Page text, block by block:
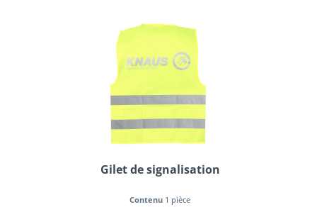
Gilet de signalisation
Contenu 1 pièce